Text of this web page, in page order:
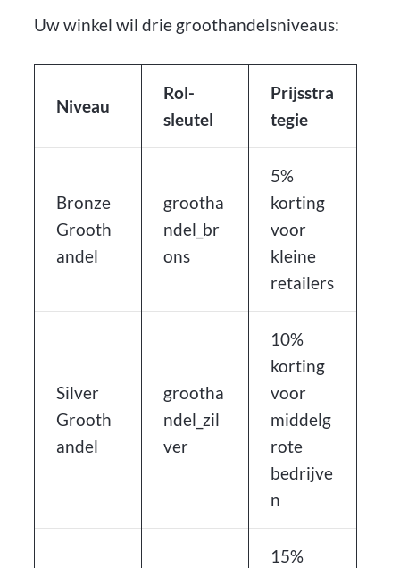
Uw winkel wil drie groothandelsniveaus:
Niveau
Rol-
sleutel
Prijsstra
tegie
Bronze
Grooth
andel
grootha
ndel_br
ons
5%
korting
voor
kleine
retailers
Silver
Grooth
andel
grootha
ndel_zil
ver
10%
korting
voor
middelg
rote
bedrijve
n
15%